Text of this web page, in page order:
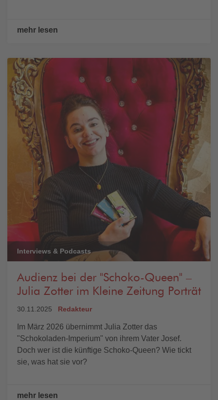
mehr lesen
Interviews & Podcasts
Audienz bei der "Schoko-Queen" –
Julia Zotter im Kleine Zeitung Porträt
30.11.2025 Redakteur
Im März 2026 übernimmt Julia Zotter das
"Schokoladen-Imperium" von ihrem Vater Josef.
Doch wer ist die künftige Schoko-Queen? Wie tickt
sie, was hat sie vor?
mehr lesen